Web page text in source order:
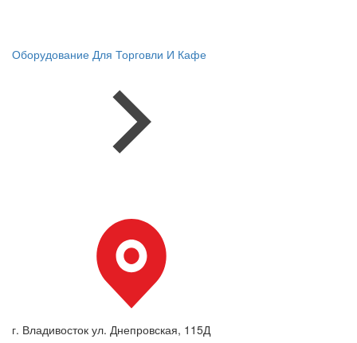
Оборудование Для Торговли И Кафе
г. Владивосток ул. Днепровская, 115Д